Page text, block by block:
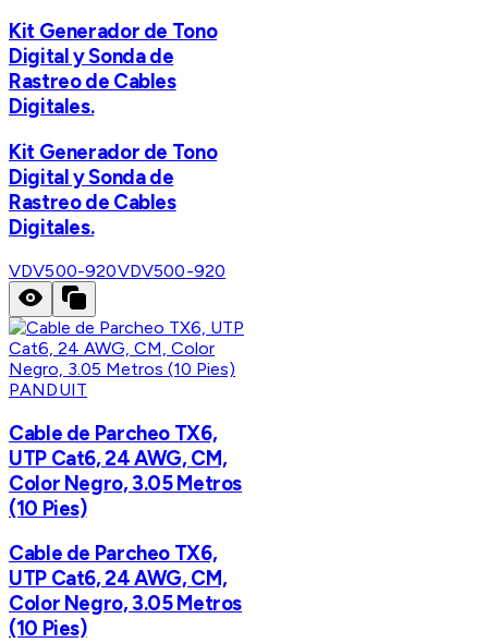
Kit Generador de Tono
Digital y Sonda de
Rastreo de Cables
Digitales.
Kit Generador de Tono
Digital y Sonda de
Rastreo de Cables
Digitales.
VDV500-920VDV500-920
PANDUIT
Cable de Parcheo TX6,
UTP Cat6, 24 AWG, CM,
Color Negro, 3.05 Metros
(10 Pies)
Cable de Parcheo TX6,
UTP Cat6, 24 AWG, CM,
Color Negro, 3.05 Metros
(10 Pies)